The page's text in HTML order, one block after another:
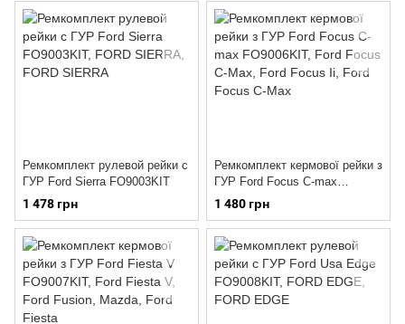
Ремкомплект рулевой рейки с
ГУР Ford Sierra FO9003KIT
1 478 грн
Ремкомплект кермової рейки з
ГУР Ford Focus C-max
FO9006KIT
1 480 грн